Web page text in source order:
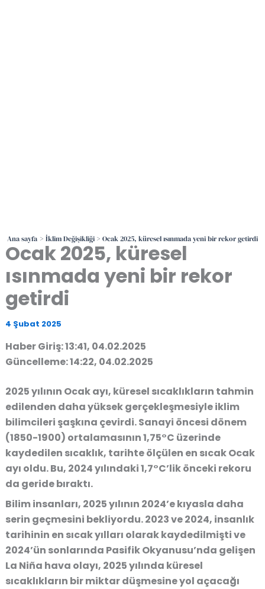
Ana sayfa İklim Değişikliği Ocak 2025, küresel ısınmada yeni bir rekor getirdi
Ocak 2025, küresel
ısınmada yeni bir rekor
getirdi
4 Şubat 2025
Haber Giriş: 13:41, 04.02.2025
Güncelleme: 14:22, 04.02.2025
2025 yılının Ocak ayı, küresel sıcaklıkların tahmin
edilenden daha yüksek gerçekleşmesiyle iklim
bilimcileri şaşkına çevirdi.Sanayi öncesi dönem
(1850-1900) ortalamasının 1,75°C üzerinde
kaydedilen sıcaklık, tarihte ölçülen en sıcak Ocak
ayı oldu. Bu, 2024 yılındaki 1,7°C’lik önceki rekoru
da geride bıraktı.
Bilim insanları, 2025 yılının 2024’e kıyasla daha
serin geçmesini bekliyordu. 2023 ve 2024, insanlık
tarihinin en sıcak yılları olarak kaydedilmişti ve
2024’ün sonlarında Pasifik Okyanusu’nda gelişen
La Niña hava olayı, 2025 yılında küresel
sıcaklıkların bir miktar düşmesine yol açacağı